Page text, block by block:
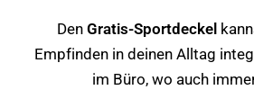
DenGratis-Sportdeckel
Empfinden in deinen Alltag
im Büro, wo auch